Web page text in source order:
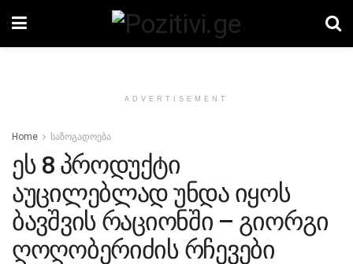
ADVERTISEMENT
Home საზოგადოება
ეს 8 პროდუქტი
აუცილებლად უნდა იყოს
ბავშვის რაციონში – გიორგი
ღოღობერიძის რჩევები